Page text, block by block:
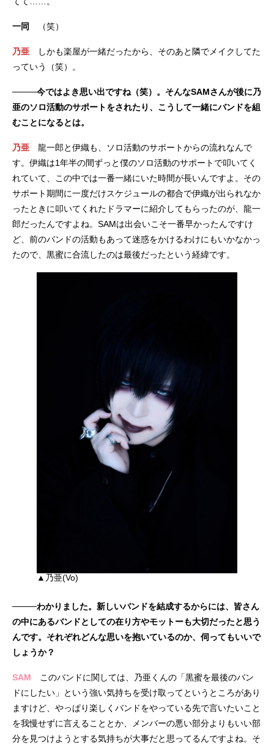
一同 （笑）
乃亜 しかも楽屋が一緒だったから、そのあと隣でメイクしてた
っていう（笑）。
────今ではよき思い出ですね（笑）。そんなSAMさんが後に乃
亜のソロ活動のサポートをされたり、こうして一緒にバンドを組
むことになるとは。
乃亜 龍一郎と伊織も、ソロ活動のサポートからの流れなんで
す。伊織は1年半の間ずっと僕のソロ活動のサポートで叩いてく
れていて、この中では一番一緒にいた時間が長いんですよ。その
サポート期間に一度だけスケジュールの都合で伊織が出られなか
ったときに叩いてくれたドラマーに紹介してもらったのが、龍一
郎だったんですよね。SAMは出会いこそ一番早かったんですけ
ど、前のバンドの活動もあって迷惑をかけるわけにもいかなかっ
たので、黒蜜に合流したのは最後だったという経緯です。
▲乃亜(Vo)
────わかりました。新しいバンドを結成するからには、皆さん
の中にあるバンドとしての在り方やモットーも大切だったと思う
んです。それぞれどんな思いを抱いているのか、伺ってもいいで
しょうか？
SAM このバンドに関しては、乃亜くんの「黒蜜を最後のバン
ドにしたい」という強い気持ちを受け取ってというところがあり
ますけど、やっぱり楽しくバンドをやっている先で言いたいこと
を我慢せずに言えることとか、メンバーの悪い部分よりもいい部
分を見つけようとする気持ちが大事だと思ってるんですよね。そ